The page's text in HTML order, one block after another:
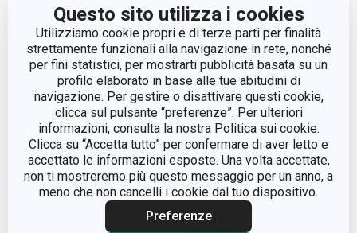
Questo sito utilizza i cookies
Utilizziamo cookie propri e di terze parti per finalità
strettamente funzionali alla navigazione in rete, nonché
per fini statistici, per mostrarti pubblicità basata su un
profilo elaborato in base alle tue abitudini di
navigazione. Per gestire o disattivare questi cookie,
clicca sul pulsante “preferenze”. Per ulteriori
informazioni, consulta la nostra Politica sui cookie.
Clicca su “Accetta tutto” per confermare di aver letto e
accettato le informazioni esposte. Una volta accettate,
non ti mostreremo più questo messaggio per un anno, a
meno che non cancelli i cookie dal tuo dispositivo.
Preferenze
CATEGORIA
cucina
LINEA DI PRODOTTO FlexiSPACE
MATERIALE plastica
TIPO parete attrezzata
EAN 8592973119022
DURATA DELLA GARANZIA